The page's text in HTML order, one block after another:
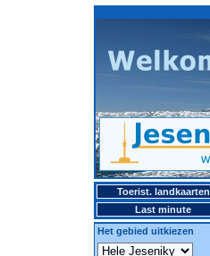
Toerist. landkaarten
Last minute
Het gebied uitkiezen